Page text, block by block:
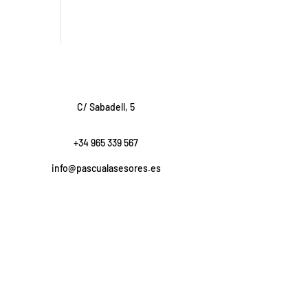
C/ Sabadell, 5
+34 965 339 567
info@pascualasesores.es